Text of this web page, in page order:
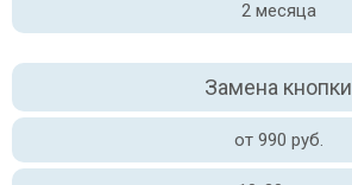
2 месяца
Замена кнопки
от 990 руб.